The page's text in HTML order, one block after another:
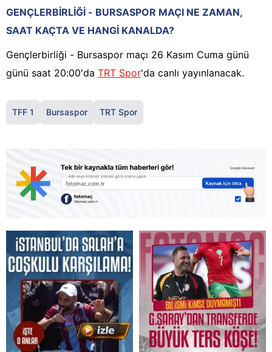
GENÇLERBİRLİĞİ - BURSASPOR MAÇI NE ZAMAN,
SAAT KAÇTA VE HANGİ KANALDA?
Gençlerbirliği - Bursaspor maçı 26 Kasım Cuma günü
günü saat 20:00'da TRT Spor'da canlı yayınlanacak.
TFF 1 Bursaspor TRT Spor